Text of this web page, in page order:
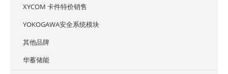
XYCOM 卡件特价销售
YOKOGAWA安全系统模块
其他品牌
华蓄储能